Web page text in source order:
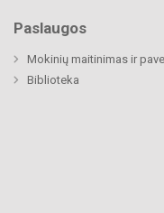
Paslaugos
Mokinių maitinimas ir
Biblioteka